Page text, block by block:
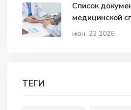
Список
медицинской
водительские
июн, 23 2026
ТЕГИ